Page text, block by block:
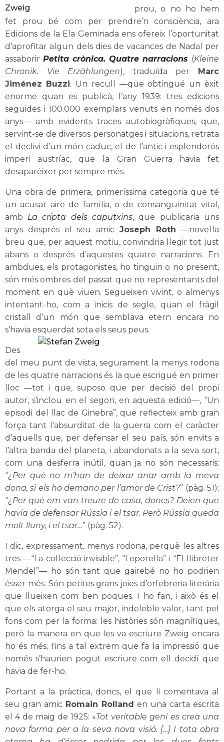
prou, o no ho hem
fet prou bé com per prendre’n consciència, ara
Edicions de la Ela Geminada ens ofereix l’oportunitat
d’aprofitar algun dels dies de vacances de Nadal per
assaborir Petita crònica. Quatre narracions (Kleine
Chronik. Vie Erzählungen), traduïda per Marc
Jiménez Buzzi. Un recull —que obtingué un èxit
enorme quan es publicà, l’any 1939: tres edicions
seguides i 100.000 exemplars venuts en només dos
anys— amb evidents traces autobiogràfiques, que,
servint-se de diversos personatges i situacions, retrata
el declivi d’un món caduc, el de l’antic i esplendorós
imperi austríac, que la Gran Guerra havia fet
desaparèixer per sempre més.
Una obra de primera, primeríssima categoria que té
un acusat aire de família, o de consanguinitat vital,
amb La cripta dels caputxins, que publicaria uns
anys després el seu amic Joseph Roth —novel·la
breu que, per aquest motiu, convindria llegir tot just
abans o després d’aquestes quatre narracions. En
ambdues, els protagonistes, ho tinguin o no present,
són més ombres del passat que no representants del
moment en què viuen. Segueixen vivint, o almenys
intentant-ho, com a inicis de segle, quan el fràgil
cristall d’un món que semblava etern encara no
s’havia esquerdat sota els seus peus.
Des
del meu punt de vista, segurament la menys rodona
de les quatre narracions és la que escrigué en primer
lloc —tot i que, suposo que per decisió del propi
autor, s’inclou en el segon, en aquesta edició—, “Un
episodi del llac de Ginebra”, que reflecteix amb gran
força tant l’absurditat de la guerra com el caràcter
d’aquells que, per defensar el seu país, són envits a
l’altra banda del planeta, i abandonats a la seva sort,
com una desferra inútil, quan ja no són necessaris:
“¿Per què no m’han de deixar anar amb la meva
dona, si els ho demano per l’amor de Crist?” (pàg. 51);
“¿Per què em van treure de casa, doncs? Deien que
havia de defensar Rússia i el tsar. Però Rússia queda
molt lluny, i el tsar…” (pàg. 52).
I dic, expressament, menys rodona, perquè les altres
tres —“La col·lecció invisible”, “Leporella” i “El llibreter
Mendel”— ho són tant que gairebé no ho podrien
ésser més. Són petites grans joies d’orfebreria literària
que llueixen com ben poques. I ho fan, i això és el
que els atorga el seu major, indeleble valor, tant pel
fons com per la forma: les històries són magnífiques,
però la manera en que les va escriure Zweig encara
ho és més; fins a tal extrem que fa la impressió que
només s’haurien pogut escriure com ell decidí que
havia de fer-ho.
Portant a la pràctica, doncs, el que li comentava al
seu gran amic Romain Rolland en una carta escrita
el 4 de maig de 1925: «Tot veritable geni es crea una
nova forma per a la seva nova visió. […] I tota obra